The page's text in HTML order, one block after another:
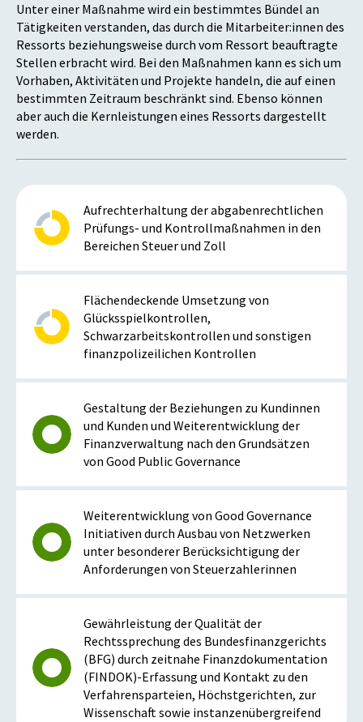
Unter einer Maßnahme wird ein bestimmtes Bündel an
Tätigkeiten verstanden, das durch die Mitarbeiter:innen des
Ressorts beziehungsweise durch vom Ressort beauftragte
Stellen erbracht wird. Bei den Maßnahmen kann es sich um
Vorhaben, Aktivitäten und Projekte handeln, die auf einen
bestimmten Zeitraum beschränkt sind. Ebenso können
aber auch die Kernleistungen eines Ressorts dargestellt
werden.
Aufrechterhaltung der abgabenrechtlichen
Prüfungs- und Kontrollmaßnahmen in den
Bereichen Steuer und Zoll
Flächendeckende Umsetzung von
Glücksspielkontrollen,
Schwarzarbeitskontrollen und sonstigen
finanzpolizeilichen Kontrollen
Gestaltung der Beziehungen zu Kundinnen
und Kunden und Weiterentwicklung der
Finanzverwaltung nach den Grundsätzen
von Good Public Governance
Weiterentwicklung von Good Governance
Initiativen durch Ausbau von Netzwerken
unter besonderer Berücksichtigung der
Anforderungen von Steuerzahlerinnen
Gewährleistung der Qualität der
Rechtssprechung des Bundesfinanzgerichts
(BFG) durch zeitnahe Finanzdokumentation
(FINDOK)-Erfassung und Kontakt zu den
Verfahrensparteien, Höchstgerichten, zur
Wissenschaft sowie instanzenübergreifend